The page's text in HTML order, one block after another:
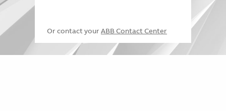
Or contact your ABB Contact Center